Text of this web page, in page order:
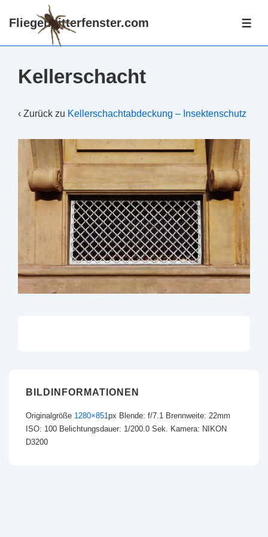
ZumFliegengitterfenster.com
Kellerschacht
‹ Zurück zu Kellerschachtabdeckung – Insektenschutz
BILDINFORMATIONEN
Originalgröße 1280×851px Blende: f/7.1 Brennweite: 22mm
ISO: 100 Belichtungsdauer: 1/200.0 Sek. Kamera: NIKON
D3200